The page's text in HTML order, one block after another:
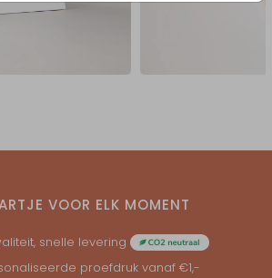
VOOR ELK MOMENT
snelle levering
proefdruk vanaf €1,-